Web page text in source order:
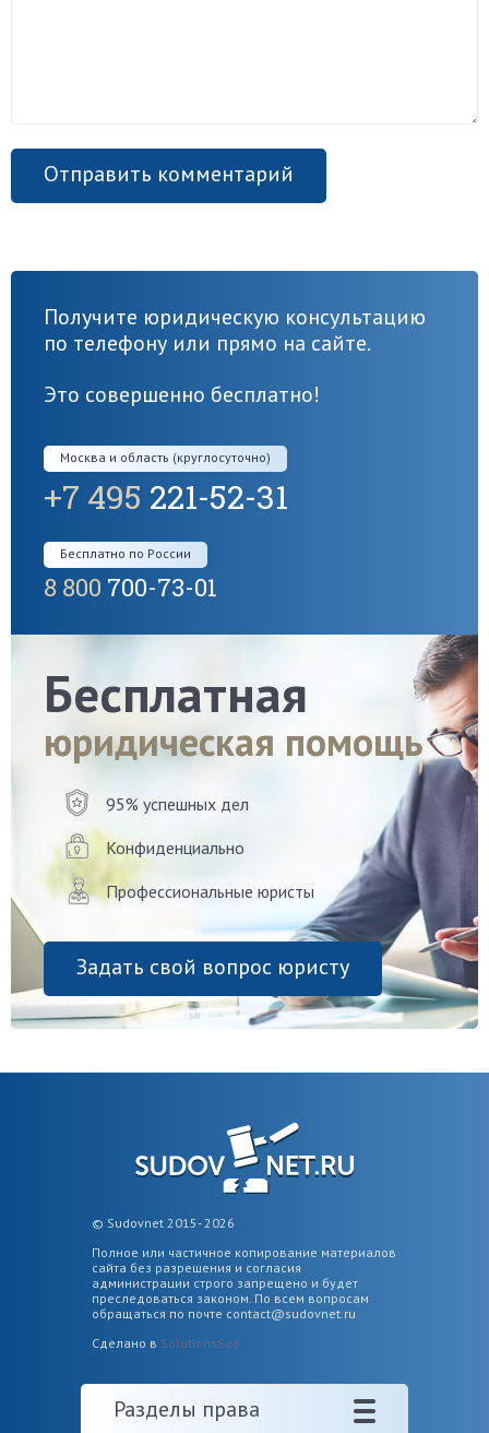
Получите юридическую консультацию
по телефону или прямо на сайте.
Это совершенно бесплатно!
Москва и область (круглосуточно)
+7 495 221-52-31
Бесплатно по России
8 800 700-73-01
Бесплатная
юридическая помощь
95% успешных дел
Конфиденциально
Профессиональные юристы
Задать свой вопрос юристу
© Sudovnet 2015- 2026
Полное или частичное копирование материалов
сайта без разрешения и согласия
администрации строго запрещено и будет
преследоваться законом. По всем вопросам
обращаться по почте contact@sudovnet.ru
Сделано в SolutionsSeo
Разделы права